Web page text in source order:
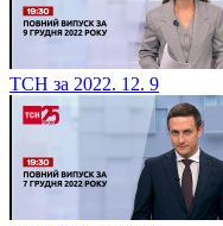
ТСН за 2022. 12. 9